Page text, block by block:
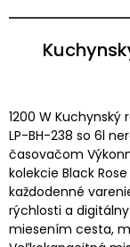
1200 W Kuchynský
LP-BH-238 so 6l
časovačom
kolekcie Black
každodenné
rýchlosti a
miesením cesta,